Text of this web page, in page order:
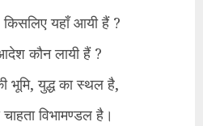
यहाँ आयी हैं ?
कौन लायी हैं ?
भूमि, युद्ध का स्थल है,
विभामण्डल है।